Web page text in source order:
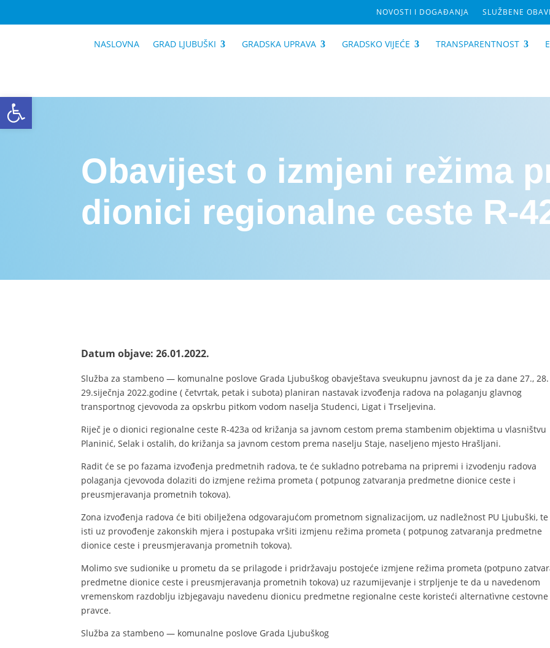
NOVOSTI I DOGAĐANJA SLUŽBENE
NASLOVNA GRAD LJUBUŠKI GRADSKA UPRAVA GRADSKO VIJEĆE TRANSPARENTNOST
Obavijest o izmjeni režima
dionici regionalne ceste R-
Datum objave: 26.01.2022.
Služba za stambeno — komunalne poslove Grada Ljubuškog obavještava sveukupnu javnost da je za dane 27.,
29.siječnja 2022.godine ( četvrtak, petak i subota) planiran nastavak izvođenja radova na polaganju glavnog
transportnog cjevovoda za opskrbu pitkom vodom naselja Studenci, Ligat i Trseljevina.
Riječ je o dionici regionalne ceste R-423a od križanja sa javnom cestom prema stambenim objektima u vlasništvu
Planinić, Selak i ostalih, do križanja sa javnom cestom prema naselju Staje, naseljeno mjesto Hrašljani.
Radit će se po fazama izvođenja predmetnih radova, te će sukladno potrebama na pripremi i izvodenju radova
polaganja cjevovoda dolaziti do izmjene reżima prometa ( potpunog zatvaranja predmetne dionice ceste i
preusmjeravanja prometnih tokova).
Zona izvođenja radova će biti obilježena odgovarajućom prometnom signalizacijom, uz nadležnost PU Ljubuški, te
isti uz provođenje zakonskih mjera i postupaka vršiti izmjenu režima prometa ( potpunog zatvaranja predmetne
dionice ceste i preusmjeravanja prometnih tokova).
Molimo sve sudionike u prometu da se prilagode i pridržavaju postojeće izmjene režima prometa (potpuno
predmetne dionice ceste i preusmjeravanja prometnih tokova) uz razumijevanje i strpljenje te da u navedenom
vremenskom razdoblju izbjegavaju navedenu dionicu predmetne regionalne ceste koristeći alternatìvne cestovne
pravce.
Služba za stambeno — komunalne poslove Grada Ljubuškog
Open toolbar